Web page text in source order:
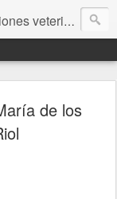
de la biblioteca de la Facultad de Veterinaria y Zootecnia de la UNAM
de los